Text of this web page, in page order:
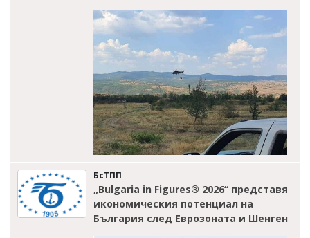
БсТПП
„Bulgaria in Figures® 2026“ представя
икономическия потенциал на
България след Еврозоната и Шенген